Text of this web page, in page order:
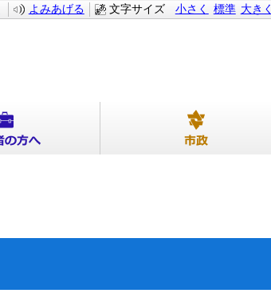
文字サイズ 小さく 標準 大きく
よみあげる